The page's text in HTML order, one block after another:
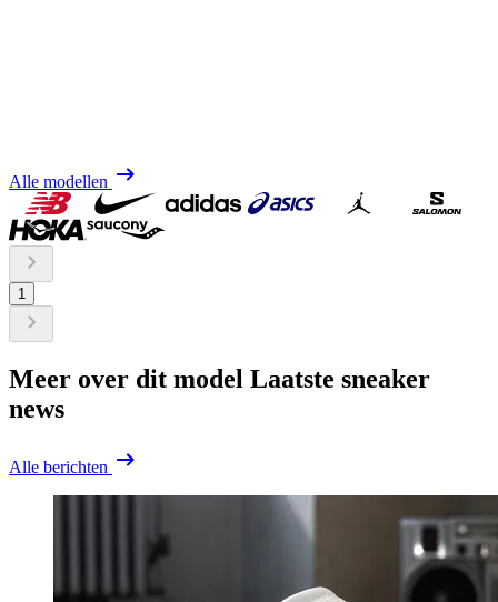
Alle modellen
1
Meer over dit model Laatste sneaker
news
Alle berichten